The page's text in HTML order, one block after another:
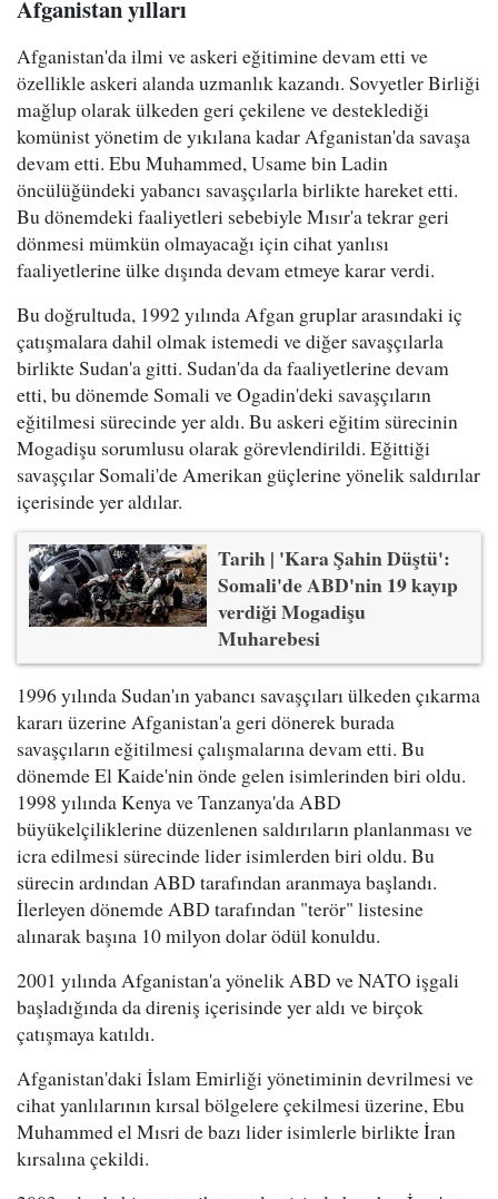
Afganistan yılları
Afganistan'da ilmi ve askeri eğitimine devam etti ve
özellikle askeri alanda uzmanlık kazandı. Sovyetler Birliği
mağlup olarak ülkeden geri çekilene ve desteklediği
komünist yönetim de yıkılana kadar Afganistan'da savaşa
devam etti. Ebu Muhammed, Usame bin Ladin
öncülüğündeki yabancı savaşçılarla birlikte hareket etti.
Bu dönemdeki faaliyetleri sebebiyle Mısır'a tekrar geri
dönmesi mümkün olmayacağı için cihat yanlısı
faaliyetlerine ülke dışında devam etmeye karar verdi.
Bu doğrultuda, 1992 yılında Afgan gruplar arasındaki iç
çatışmalara dahil olmak istemedi ve diğer savaşçılarla
birlikte Sudan'a gitti. Sudan'da da faaliyetlerine devam
etti, bu dönemde Somali ve Ogadin'deki savaşçıların
eğitilmesi sürecinde yer aldı. Bu askeri eğitim sürecinin
Mogadişu sorumlusu olarak görevlendirildi. Eğittiği
savaşçılar Somali'de Amerikan güçlerine yönelik saldırılar
içerisinde yer aldılar.
Tarih | 'Kara Şahin Düştü':
Somali'de ABD'nin 19 kayıp
verdiği Mogadişu
Muharebesi
1996 yılında Sudan'ın yabancı savaşçıları ülkeden çıkarma
kararı üzerine Afganistan'a geri dönerek burada
savaşçıların eğitilmesi çalışmalarına devam etti. Bu
dönemde El Kaide'nin önde gelen isimlerinden biri oldu.
1998 yılında Kenya ve Tanzanya'da ABD
büyükelçiliklerine düzenlenen saldırıların planlanması ve
icra edilmesi sürecinde lider isimlerden biri oldu. Bu
sürecin ardından ABD tarafından aranmaya başlandı.
İlerleyen dönemde ABD tarafından "terör" listesine
alınarak başına 10 milyon dolar ödül konuldu.
2001 yılında Afganistan'a yönelik ABD ve NATO işgali
başladığında da direniş içerisinde yer aldı ve birçok
çatışmaya katıldı.
Afganistan'daki İslam Emirliği yönetiminin devrilmesi ve
cihat yanlılarının kırsal bölgelere çekilmesi üzerine, Ebu
Muhammed el Mısri de bazı lider isimlerle birlikte İran
kırsalına çekildi.